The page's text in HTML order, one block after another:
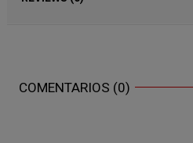
COMENTARIOS (0)